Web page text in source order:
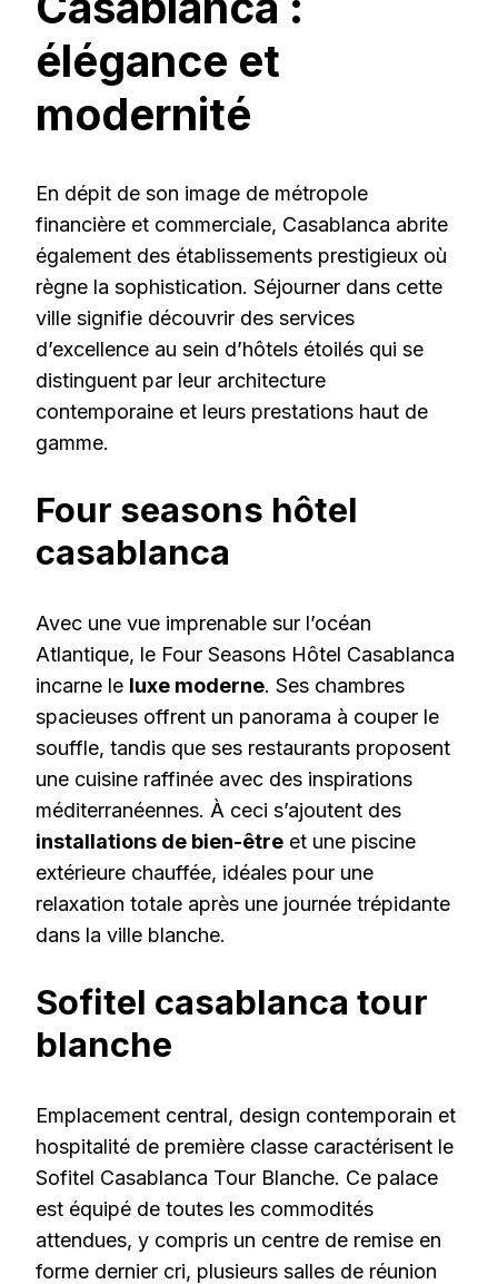
élégance et
modernité
En dépit de son image de métropole
financière et commerciale, Casablanca abrite
également des établissements prestigieux où
règne la sophistication. Séjourner dans cette
ville signifie découvrir des services
d’excellence au sein d’hôtels étoilés qui se
distinguent par leur architecture
contemporaine et leurs prestations haut de
gamme.
Four seasons hôtel
casablanca
Avec une vue imprenable sur l’océan
Atlantique, le Four Seasons Hôtel Casablanca
incarne le luxe moderne. Ses chambres
spacieuses offrent un panorama à couper le
souffle, tandis que ses restaurants proposent
une cuisine raffinée avec des inspirations
méditerranéennes. À ceci s’ajoutent des
installations de bien-être et une piscine
extérieure chauffée, idéales pour une
relaxation totale après une journée trépidante
dans la ville blanche.
Sofitel casablanca tour
blanche
Emplacement central, design contemporain et
hospitalité de première classe caractérisent le
Sofitel Casablanca Tour Blanche. Ce palace
est équipé de toutes les commodités
attendues, y compris un centre de remise en
forme dernier cri, plusieurs salles de réunion